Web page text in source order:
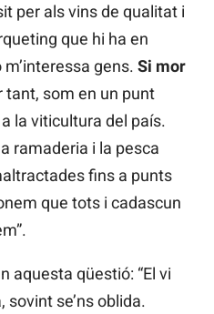
per als vins de qualitat i
que hi ha en
gens. Si mor
tant, som en un punt
la viticultura del país.
ramaderia i la pesca
fins a punts
que tots i cadascun
aquesta qüestió: “El vi
se’ns oblida.